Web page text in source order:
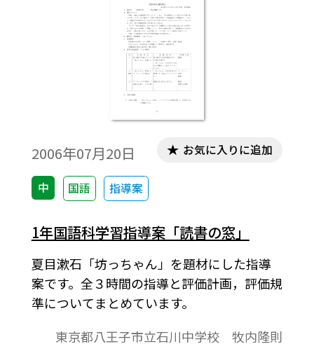
2006年07月20日
中 国語 指導案
お気に入りに追加
1年国語科学習指導案「読書の窓」
夏目漱石「坊っちゃん」を題材にした指導
案です。全３時間の指導と評価計画，評価規
準についてまとめています。
東京都八王子市立石川中学校 牧内隆則